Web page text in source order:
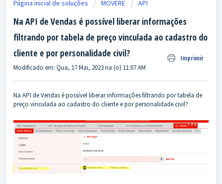
Página inicial de soluções MOVERE API
Na API de Vendas é possível liberar informações
filtrando por tabela de preço vinculada ao cadastro do
cliente e por personalidade civil?
Imprimir
Modificado em: Qua, 17 Mai, 2023 na (o) 11:07 AM
Na API de Vendas é possível liberar informações filtrando por tabela de
preço vinculada ao cadastro do cliente e por personalidade civil?